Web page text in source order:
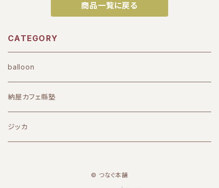
商品一覧に戻る
CATEGORY
balloon
納屋カフェ縣塾
ジッカ
© つなぐ本舗